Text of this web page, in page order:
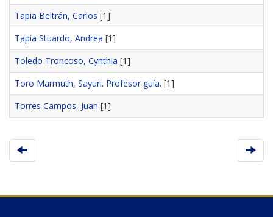
Tapia Beltrán, Carlos [1]
Tapia Stuardo, Andrea [1]
Toledo Troncoso, Cynthia [1]
Toro Marmuth, Sayuri. Profesor guía. [1]
Torres Campos, Juan [1]